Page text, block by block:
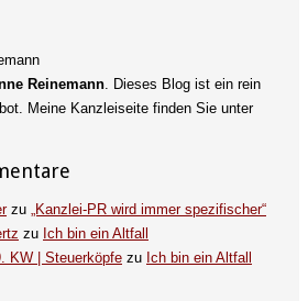
Reinemann. Dieses Blog ist ein rein
Meine Kanzleiseite finden Sie unter
zu „Kanzlei-PR wird immer spezifischer“
zu Ich bin ein Altfall
KW | Steuerköpfe zu Ich bin ein Altfall